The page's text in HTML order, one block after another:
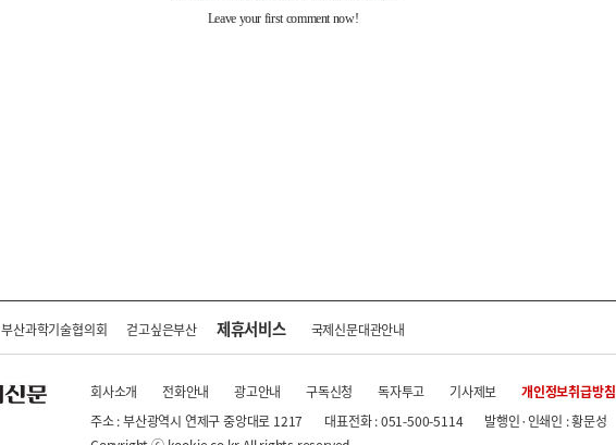
부산과학기술협의회 걷고싶은부산 제휴서비스 국제신문대관안내
회사소개 전화안내 광고안내 구독신청 독자투고 기사제보 개인정보취급방침
주소 : 부산광역시 연제구 중앙대로 1217
대표전화 : 051-500-5114 발행인·인쇄인 : 황문성